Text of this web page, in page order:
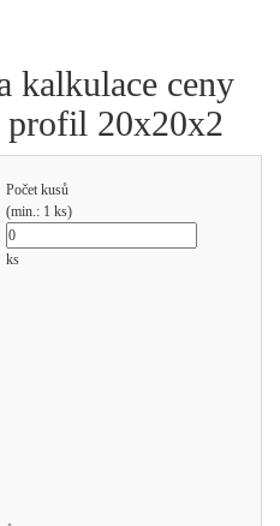
kalkulace ceny
20x20x2
Počet kusů
(min.: 1 ks)
ks